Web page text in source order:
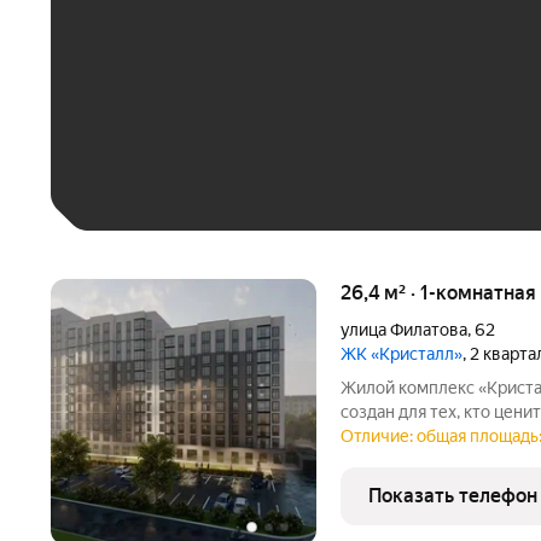
26,4 м² · 1-
улица Филатова,62
ЖК «Кристалл», 2
Жилой комплекс
создан для тех, кто
Комплекс расположен в
трёхподъездный
Отличие: общая
Показать телефон